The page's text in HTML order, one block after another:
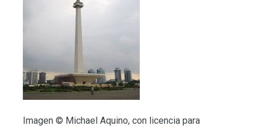
Imagen © Michael Aquino, con licencia para